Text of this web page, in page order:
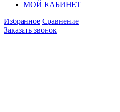
МОЙ КАБИНЕТ
Избранное Сравнение
Заказать звонок